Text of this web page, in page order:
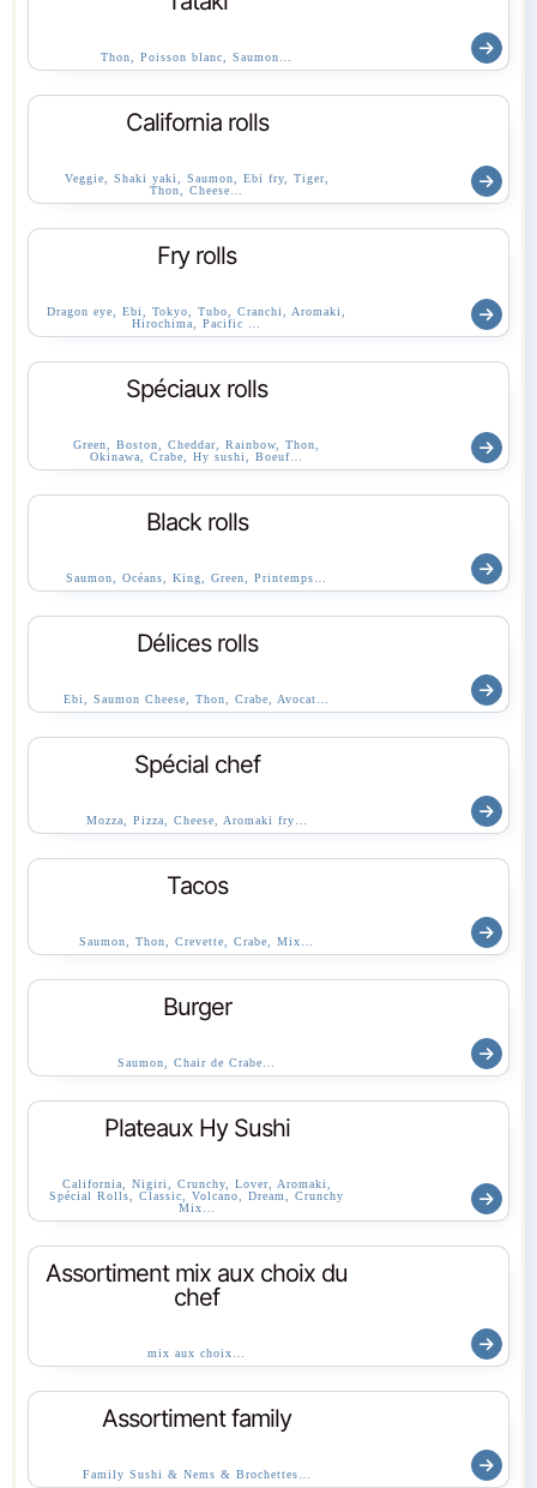
Thon, Poisson blanc, Saumon…
California rolls
Veggie, Shaki yaki, Saumon, Ebi fry, Tiger,
Thon, Cheese…
Fry rolls
Dragon eye, Ebi, Tokyo, Tubo, Cranchi, Aromaki,
Hirochima, Pacific …
Spéciaux rolls
Green, Boston, Cheddar, Rainbow, Thon,
Okinawa, Crabe, Hy sushi, Boeuf…
Black rolls
Saumon, Océans, King, Green, Printemps…
Délices rolls
Ebi, Saumon Cheese, Thon, Crabe, Avocat…
Spécial chef
Mozza, Pizza, Cheese, Aromaki fry…
Tacos
Saumon, Thon, Crevette, Crabe, Mix…
Burger
Saumon, Chair de Crabe…
Plateaux Hy Sushi
California, Nigiri, Crunchy, Lover, Aromaki,
Spécial Rolls, Classic, Volcano, Dream, Crunchy
Mix…
Assortiment mix aux choix du
chef
mix aux choix…
Assortiment family
Family Sushi & Nems & Brochettes…